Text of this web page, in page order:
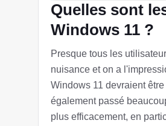
Quelles sont
Windows 11 ?
Presque tous les
nuisance et on a
Windows 11 devraient
également passé
plus efficacement, en